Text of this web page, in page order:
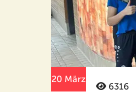
20 März
6316